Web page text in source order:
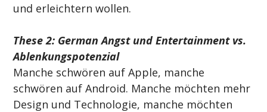
und erleichtern wollen.
These 2: German Angst und Entertainment vs.
Ablenkungspotenzial
Manche schwören auf Apple, manche
schwören auf Android. Manche möchten mehr
Design und Technologie, manche möchten